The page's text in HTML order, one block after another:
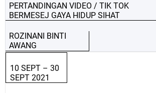
PERTANDINGAN VIDEO / TIK TOK
BERMESEJ GAYA HIDUP SIHAT
ROZINANI BINTI
AWANG
10 SEPT – 30
SEPT 2021